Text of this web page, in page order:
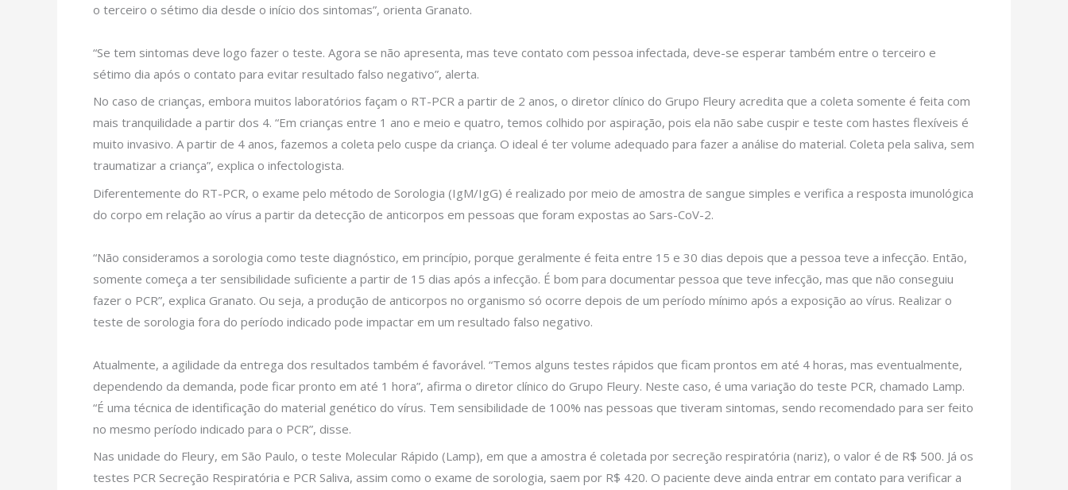
o terceiro o sétimo dia desde o início dos sintomas”, orienta Granato.
“Se tem sintomas deve logo fazer o teste. Agora se não apresenta, mas teve contato com pessoa infectada, deve-se esperar também entre o terceiro e
sétimo dia após o contato para evitar resultado falso negativo”, alerta.
No caso de crianças, embora muitos laboratórios façam o RT-PCR a partir de 2 anos, o diretor clínico do Grupo Fleury acredita que a coleta somente é feita com
mais tranquilidade a partir dos 4. “Em crianças entre 1 ano e meio e quatro, temos colhido por aspiração, pois ela não sabe cuspir e teste com hastes flexíveis é
muito invasivo. A partir de 4 anos, fazemos a coleta pelo cuspe da criança. O ideal é ter volume adequado para fazer a análise do material. Coleta pela saliva, sem
traumatizar a criança”, explica o infectologista.
Diferentemente do RT-PCR, o exame pelo método de Sorologia (IgM/IgG) é realizado por meio de amostra de sangue simples e verifica a resposta imunológica
do corpo em relação ao vírus a partir da detecção de anticorpos em pessoas que foram expostas ao Sars-CoV-2.
“Não consideramos a sorologia como teste diagnóstico, em princípio, porque geralmente é feita entre 15 e 30 dias depois que a pessoa teve a infecção. Então,
somente começa a ter sensibilidade suficiente a partir de 15 dias após a infecção. É bom para documentar pessoa que teve infecção, mas que não conseguiu
fazer o PCR”, explica Granato. Ou seja, a produção de anticorpos no organismo só ocorre depois de um período mínimo após a exposição ao vírus. Realizar o
teste de sorologia fora do período indicado pode impactar em um resultado falso negativo.
Atualmente, a agilidade da entrega dos resultados também é favorável. “Temos alguns testes rápidos que ficam prontos em até 4 horas, mas eventualmente,
dependendo da demanda, pode ficar pronto em até 1 hora”, afirma o diretor clínico do Grupo Fleury. Neste caso, é uma variação do teste PCR, chamado Lamp.
“É uma técnica de identificação do material genético do vírus. Tem sensibilidade de 100% nas pessoas que tiveram sintomas, sendo recomendado para ser feito
no mesmo período indicado para o PCR”, disse.
Nas unidade do Fleury, em São Paulo, o teste Molecular Rápido (Lamp), em que a amostra é coletada por secreção respiratória (nariz), o valor é de R$ 500. Já os
testes PCR Secreção Respiratória e PCR Saliva, assim como o exame de sorologia, saem por R$ 420. O paciente deve ainda entrar em contato para verificar a